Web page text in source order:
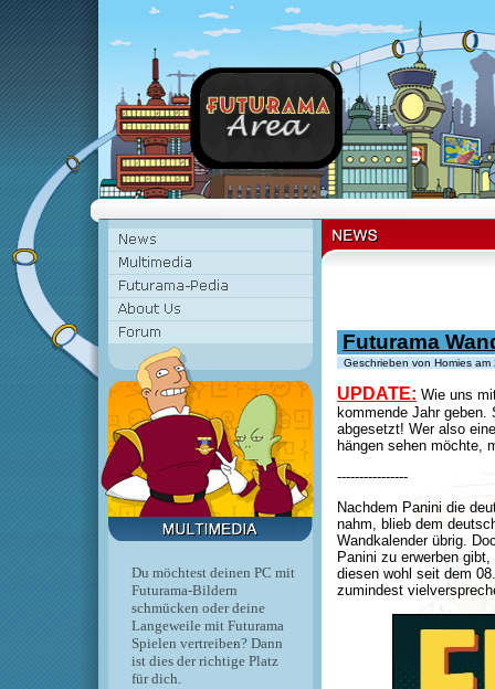
Du möchtest deinen PC mit
Futurama-Bildern
schmücken oder deine
Langeweile mit Futurama
Spielen vertreiben? Dann
ist dies der richtige Platz
für dich.
Futurama
Geschrieben von Homies
UPDATE: Wie uns
kommende Jahr
abgesetzt! Wer also
hängen sehen möchte,
----------------
Nachdem Panini die
nahm, blieb dem
Wandkalender übrig.
Panini zu erwerben
diesen wohl seit dem
zumindest